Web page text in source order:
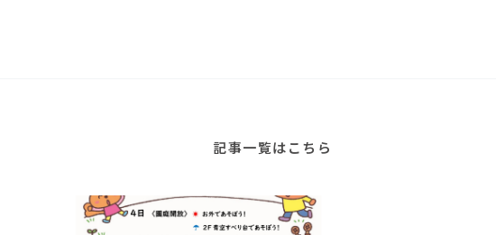
記事一覧はこちら